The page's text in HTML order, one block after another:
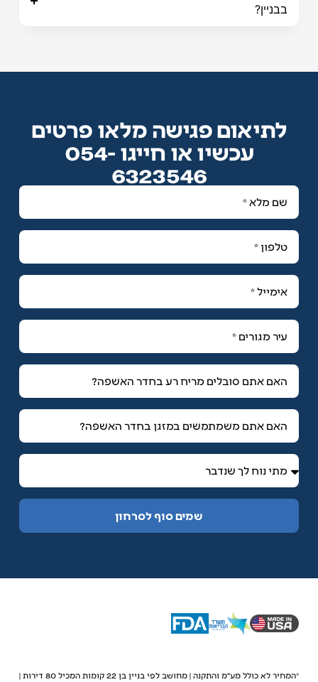
בבניין?
לתיאום פגישה מלאו פרטים
עכשיו או חייגו 054-
6323546
שמים סוף לסרחון
*המחיר לא כולל מע״מ והתקנה | מחושב לפי בניין בן 22 קומות המכיל 80 דירות |